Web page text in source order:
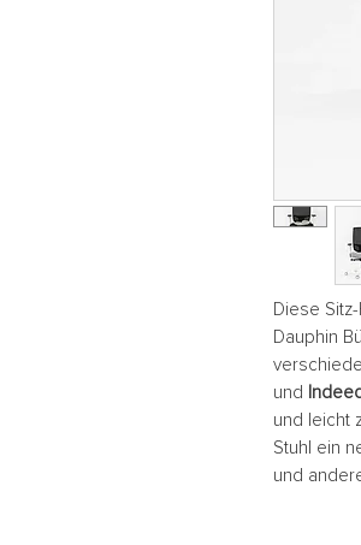
Diese
Dauphin
und
und leicht
Stuhl ein
und